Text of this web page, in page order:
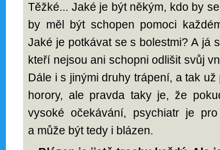
Těžké... Jaké je být někým, kdo by
by měl být schopen pomoci
Jaké je potkávat se s bolestmi? A já
kteří nejsou ani schopni odlišit svůj
Dále i s jinými druhy trápení, a tak
horory, ale pravda taky je, že
vysoké očekávání, psychiatr je
a může být tedy i blázen.